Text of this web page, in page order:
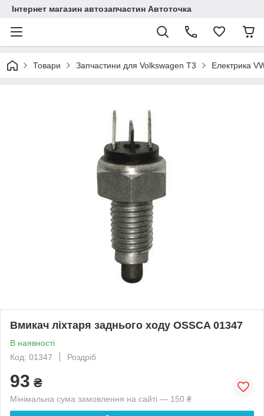
Інтернет магазин автозапчастин Автоточка
Товари Запчастини для Volkswagen T3 Електрика
Вмикач ліхтаря заднього ходу OSSCA 01347
В наявності
Код: 01347
Роздріб
93 ₴
Мінімальна сума замовлення на сайті — 150 ₴